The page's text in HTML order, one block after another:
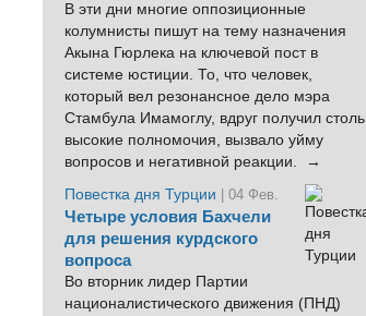
В эти дни многие оппозиционные
колумнисты пишут на тему назначения
Акына Гюрлека на ключевой пост в
системе юстиции. То, что человек,
который вел резонансное дело мэра
Стамбула Имамоглу, вдруг получил столь
высокие полномочия, вызвало уйму
вопросов и негативной реакции. →
Повестка дня Турции
| 04 Фев.
Четыре условия Бахчели
для решения курдского
вопроса
Во вторник лидер Партии
националистического движения (ПНД)